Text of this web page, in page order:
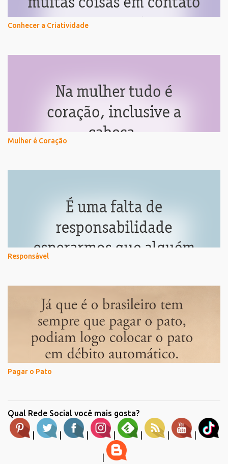
Conhecer a Criatividade
Mulher é Coração
Responsável
Pagar o Pato
Qual Rede Social você mais gosta?
| | | | | | |